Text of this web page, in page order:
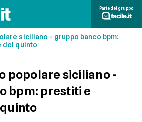
Parte del gruppo:
siciliano - gruppo banco bpm:
del quinto
popolare siciliano -
bpm: prestiti e